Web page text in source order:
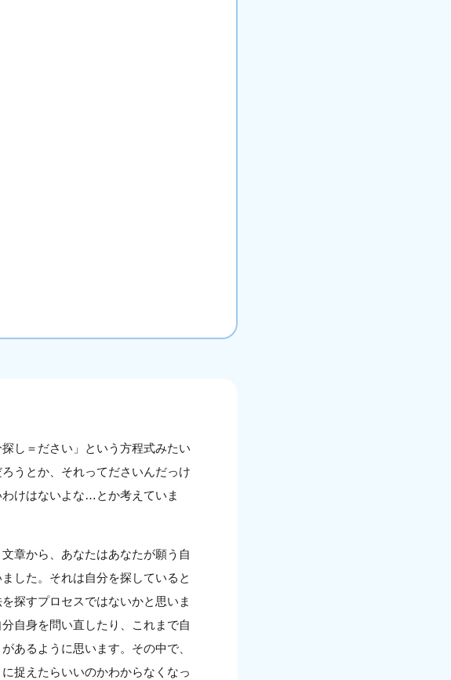
し＝ださい」という方程式みたい
うとか、それってださいんだっけ
けはないよな…とか考えていま
章から、あなたはあなたが願う自
した。それは自分を探していると
探すプロセスではないかと思いま
自身を問い直したり、これまで自
あるように思います。その中で、
捉えたらいいのかわからなくなっ